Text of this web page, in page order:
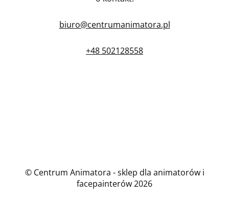
biuro@centrumanimatora.pl
+48 502128558
© Centrum Animatora - sklep dla animatorów i
facepainterów 2026